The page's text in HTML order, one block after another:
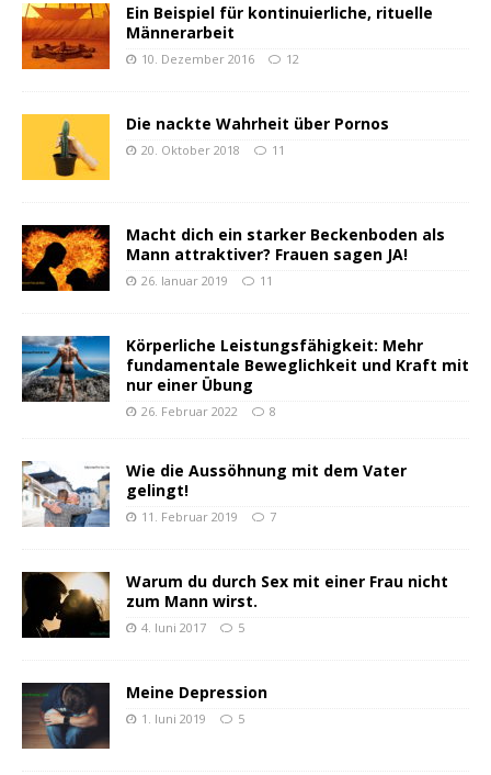
Ein Beispiel für kontinuierliche, rituelle
Männerarbeit
10. Dezember 2016 12
Die nackte Wahrheit über Pornos
20. Oktober 2018 11
Macht dich ein starker Beckenboden als
Mann attraktiver? Frauen sagen JA!
26. Januar 2019 11
Körperliche Leistungsfähigkeit: Mehr
fundamentale Beweglichkeit und Kraft mit
nur einer Übung
26. Februar 2022 8
Wie die Aussöhnung mit dem Vater
gelingt!
11. Februar 2019 7
Warum du durch Sex mit einer Frau nicht
zum Mann wirst.
4. Juni 2017 5
Meine Depression
1. Juni 2019 5